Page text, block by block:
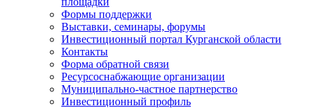
Формы поддержки
Выставки, семинары, форумы
Инвестиционный портал Курганской области
Контакты
Форма обратной связи
Ресурсоснабжающие организации
Муниципально-частное партнерство
Инвестиционный профиль